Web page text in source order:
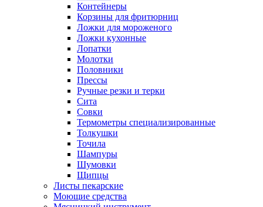
Контейнеры
Корзины для фритюрниц
Ложки для мороженого
Ложки кухонные
Лопатки
Молотки
Половники
Прессы
Ручные резки и терки
Сита
Совки
Термометры специализированные
Толкушки
Точила
Шампуры
Шумовки
Щипцы
Листы пекарские
Моющие средства